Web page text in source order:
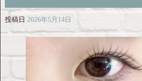
投稿日 2026年5月14日